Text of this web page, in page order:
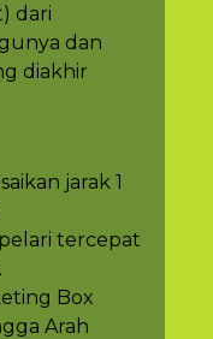
dari
dan
diakhir
jarak 1
tercepat
Box
Arah